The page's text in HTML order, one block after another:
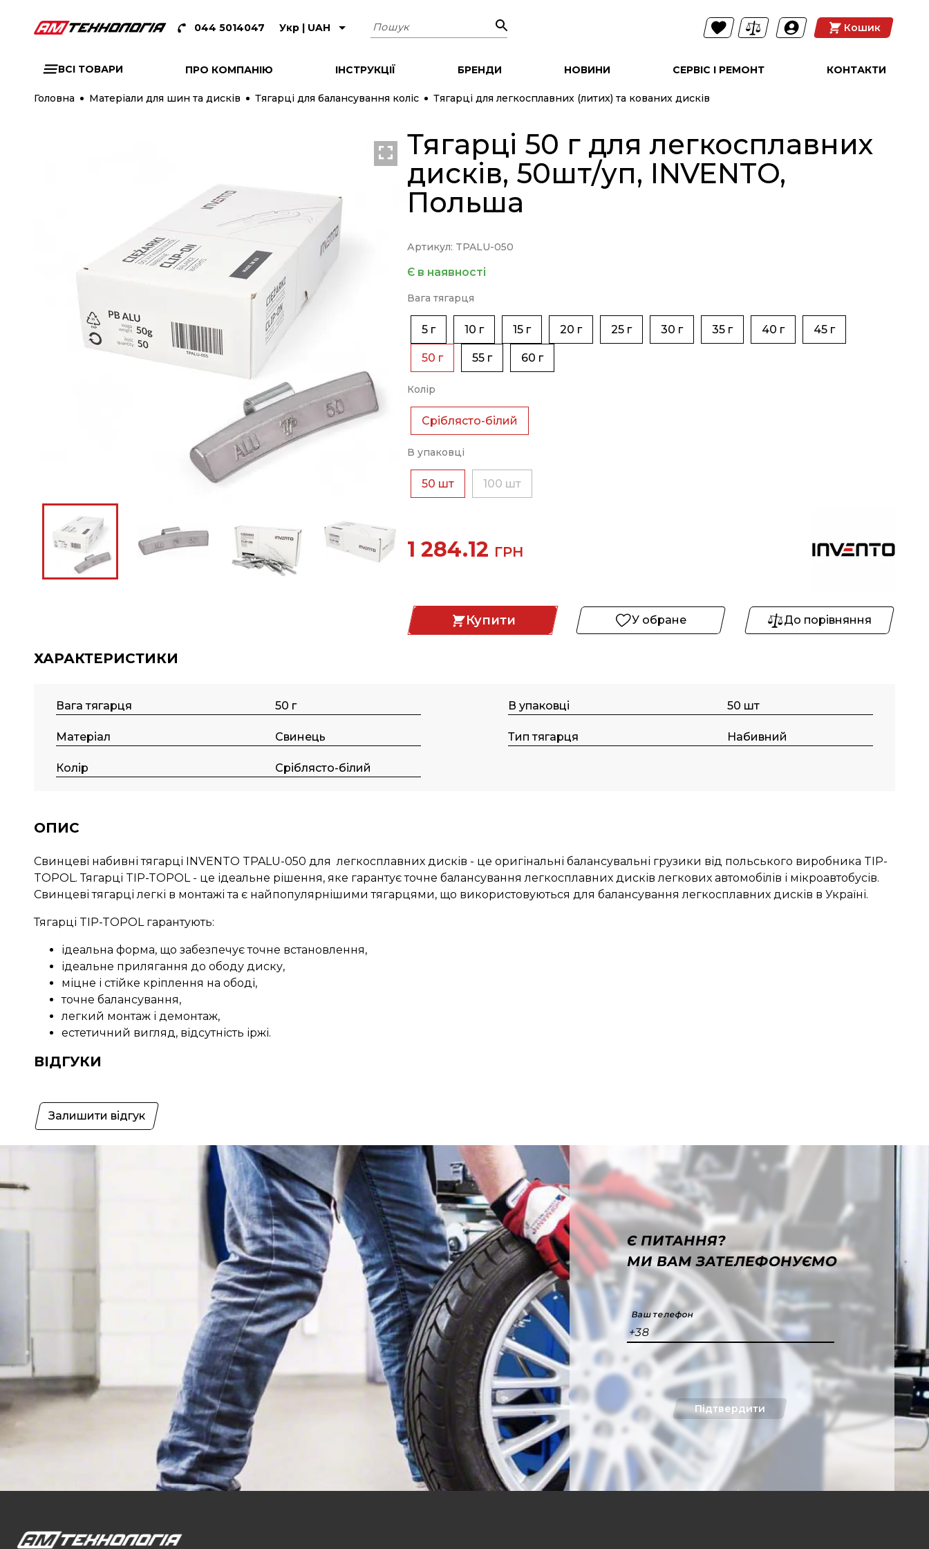
044 5014047 Укр | UAH Пошук Кошик
ВСІ ТОВАРИ ПРО КОМПАНІЮ ІНСТРУКЦІЇ БРЕНДИ НОВИНИ СЕРВІС І РЕМОНТ КОНТАКТИ
Головна Матеріали для шин та дисків Тягарці для балансування коліс Тягарці для легкосплавних (литих) та кованих дисків
Тягарці 50 г для легкосплавних
дисків, 50шт/уп, INVENTO,
Польша
Артикул: TPALU-050
Є в наявності
Вага тягарця
5 г 10 г 15 г 20 г 25 г 30 г 35 г 40 г 45 г
50 г 55 г 60 г
Колір
Сріблясто-білий
В упаковці
50 шт 100 шт
1 284.12 ГРН
Купити У обране До порівняння
ХАРАКТЕРИСТИКИ
Вага тягарця 50 г В упаковці 50 шт
Матеріал Свинець Тип тягарця Набивний
Колір Сріблясто-білий
ОПИС
Свинцеві набивні тягарці INVENTO TPALU-050 для легкосплавних дисків - це оригінальні балансувальні грузики від польського виробника TIP-
TOPOL. Тягарці TIP-TOPOL - це ідеальне рішення, яке гарантує точне балансування легкосплавних дисків легкових автомобілів і мікроавтобусів.
Свинцеві тягарці легкі в монтажі та є найпопулярнішими тягарцями, що використовуються для балансування легкосплавних дисків в Україні.
Тягарці TIP-TOPOL гарантують:
ідеальна форма, що забезпечує точне встановлення,
ідеальне прилягання до ободу диску,
міцне і стійке кріплення на ободі,
точне балансування,
легкий монтаж і демонтаж,
естетичний вигляд, відсутність іржі.
ВІДГУКИ
Залишити відгук
Є ПИТАННЯ?
МИ ВАМ ЗАТЕЛЕФОНУЄМО
Ваш телефон
+38
Підтвердити